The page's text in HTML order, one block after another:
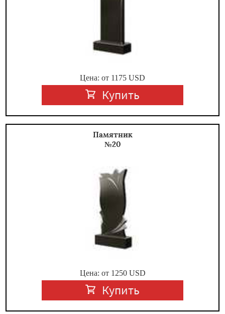
Цена: от 1175 USD
Купить
Памятник
№20
Цена: от 1250USD
Купить